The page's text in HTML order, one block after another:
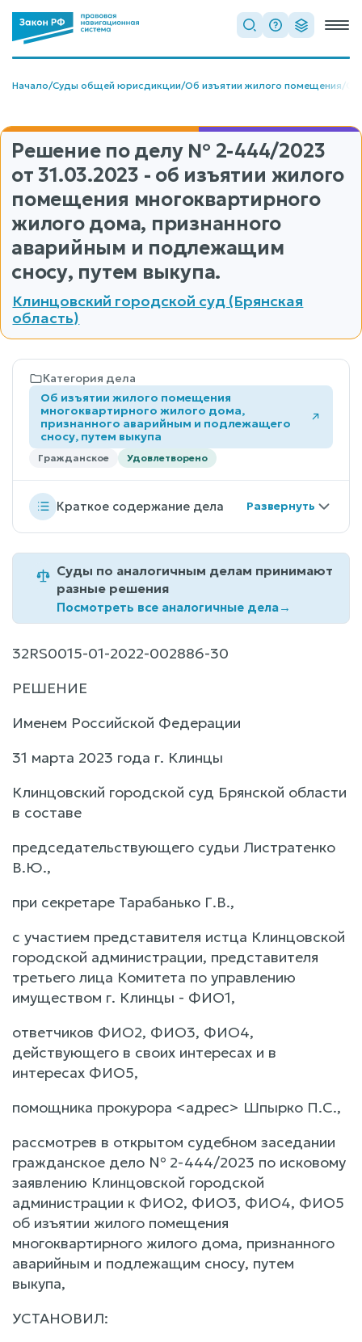
Начало/Суды общей юрисдикции/Об изъятии жилого помещения/
Решение по делу № 2-444/2023
от 31.03.2023 - об изъятии жилого
помещения многоквартирного
жилого дома, признанного
аварийным и подлежащим
сносу, путем выкупа.
Клинцовский городской суд (Брянская
область)
Категория дела
Об изъятии жилого помещения
многоквартирного жилого дома,
признанного аварийным и подлежащего
сносу, путем выкупа
Гражданское Удовлетворено
Краткое содержание дела
Суды по аналогичным делам принимают
разные решения
Посмотреть все аналогичные дела→
32RS0015-01-2022-002886-30
РЕШЕНИЕ
Именем Российской Федерации
31 марта 2023 года г. Клинцы
Клинцовский городской суд Брянской области
в составе
председательствующего судьи Листратенко
В.Ю.,
при секретаре Тарабанько Г.В.,
с участием представителя истца Клинцовской
городской администрации, представителя
третьего лица Комитета по управлению
имуществом г. Клинцы - ФИО1,
ответчиков ФИО2, ФИО3, ФИО4,
действующего в своих интересах и в
интересах ФИО5,
помощника прокурора <адрес> Шпырко П.С.,
рассмотрев в открытом судебном заседании
гражданское дело № 2-444/2023 по исковому
заявлению Клинцовской городской
администрации к ФИО2, ФИО3, ФИО4, ФИО5
об изъятии жилого помещения
многоквартирного жилого дома, признанного
аварийным и подлежащим сносу, путем
выкупа,
УСТАНОВИЛ: